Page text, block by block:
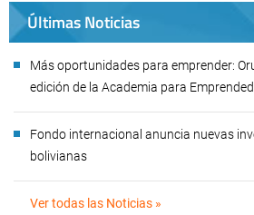
Últimas Noticias
Más oportunidades para emprender:
edición de la Academia para
Fondo internacional anuncia nuevas
bolivianas
Ver todas las Noticias »